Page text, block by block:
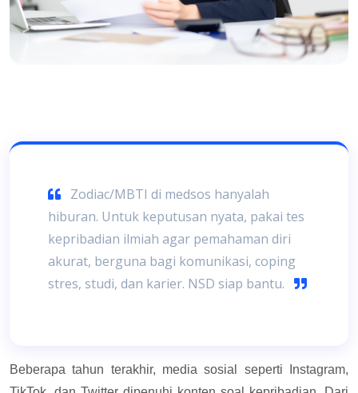
Zodiac/MBTI di medsos hanyalah
hiburan. Untuk keputusan nyata, pakai tes
kepribadian ilmiah agar pemahaman diri
akurat, berguna bagi komunikasi, coping
stres, studi, dan karier. NSD siap bantu.
Beberapa tahun terakhir, media sosial seperti Instagram,